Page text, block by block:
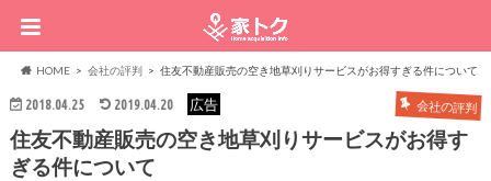
HOME 会社の評判 住友不動産販売の空き地草刈りサービスがお得すぎる件について
2018.04.25 2019.04.20 会社の評判
広告
住友不動産販売の空き地草刈りサービスがお得す
ぎる件について